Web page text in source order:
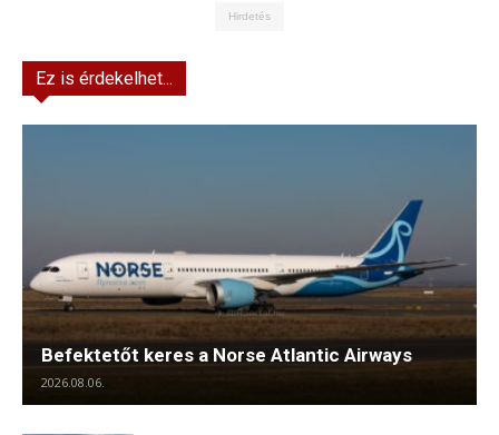
Hirdetés
Ez is érdekelhet...
Befektetőt keres a Norse Atlantic Airways
2026.08.06.